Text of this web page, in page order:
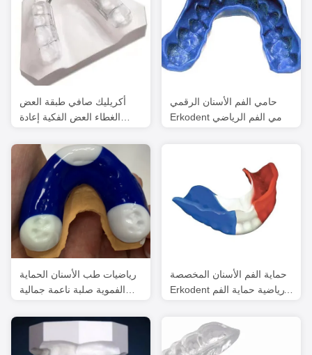
أكريليك صافي طبقة العض
الغطاء العض الفكية إعادة
حامي الفم الأسنان الرقمي
Erkodent حامي الفم الرياضي
رياضيات طب الأسنان الحماية
الفموية صلبة ناعمة جمالية
حماية الفم الأسنان المخصصة
Erkodent رياضية حماية الفم